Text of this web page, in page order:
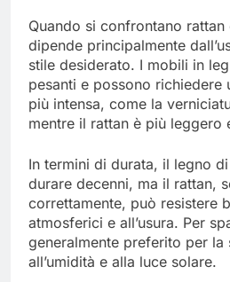
Quando si confrontano
dipende principalmente
stile desiderato. I mobili in
pesanti e possono richiedere
più intensa, come la
mentre il rattan è più leggero
In termini di durata, il legno
durare decenni, ma il rattan,
correttamente, può resistere
atmosferici e all’usura. Per
generalmente preferito per la
all’umidità e alla luce solare.